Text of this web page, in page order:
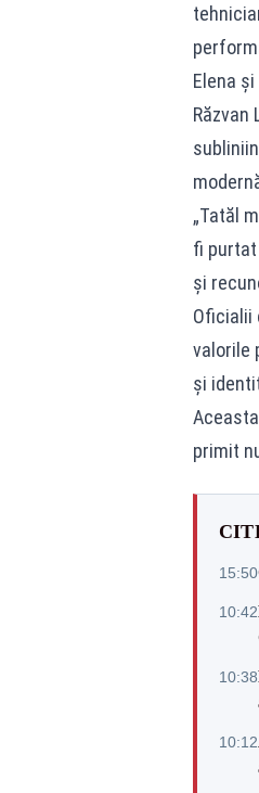
Elena
„Tatăl
fi purtat
și
Oficialii
valorile
și
primit
15:50
10:42
10:38
10:12